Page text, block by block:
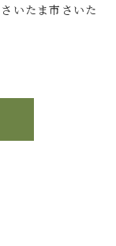
さいたま市 さいた